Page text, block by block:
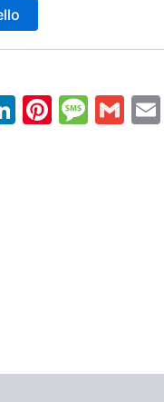
LinkedIn